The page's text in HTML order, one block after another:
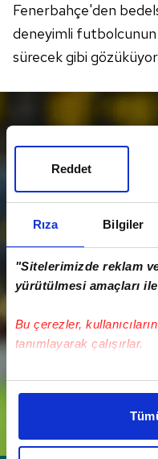
Rıza Bilgiler
"Sitelerimizde reklam
yürütülmesi amaçları
Bu çerezler,
tanımlayarak çalışırlar.
Bu çerezlere izin
daha iyi reklam
amacımızın size daha
Reddet
Fenerbahçe'den
deneyimli futbolcunun
sürecek gibi